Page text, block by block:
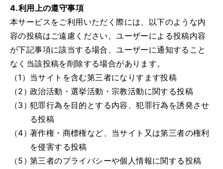
4.利用上の遵守事項
本サービスをご利用いただく際には、以下のような内
容の投稿はご遠慮ください。ユーザーによる投稿内容
が下記事項に該当する場合、ユーザーに通知すること
なく当該投稿を削除する場合があります。
（1） 当サイトを含む第三者になりすます投稿
（2）政治活動・選挙活動・宗教活動に関する投稿
（3）犯罪行為を目的とする内容、犯罪行為を誘発させ
る投稿
（4）著作権・商標権など、当サイト又は第三者の権利
を侵害する投稿
（5）第三者のプライバシーや個人情報に関する投稿